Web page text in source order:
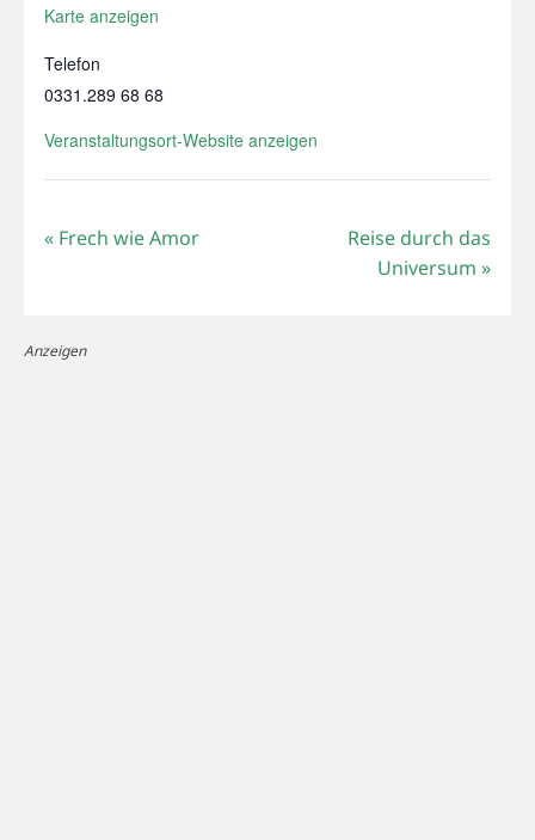
Karte anzeigen
Telefon
0331.289 68 68
Veranstaltungsort-Website anzeigen
«Frech wie Amor
Reise durch das
Universum»
Anzeigen